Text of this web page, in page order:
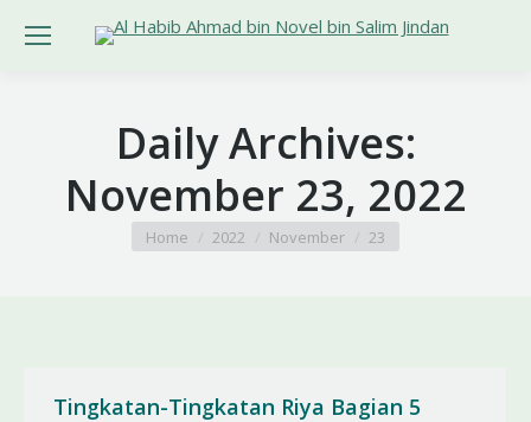
Daily Archives:
November 23, 2022
You are here:
Home 2022 November 23
Tingkatan-Tingkatan Riya Bagian 5